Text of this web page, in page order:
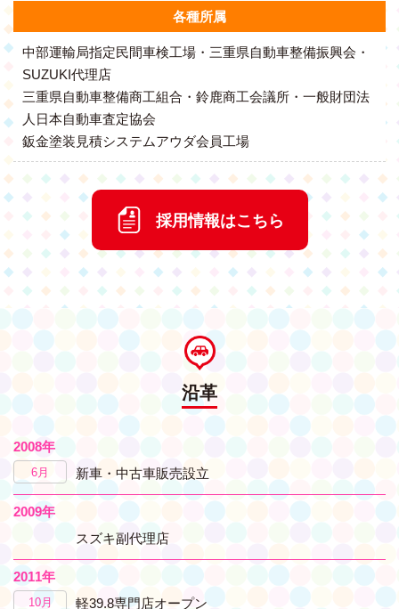
各種所属
中部運輸局指定民間車検工場・三重県自動車整備振興会・
SUZUKI代理店
三重県自動車整備商工組合・鈴鹿商工会議所・一般財団法
人日本自動車査定協会
鈑金塗装見積システムアウダ会員工場
採用情報はこちら
沿革
2008年
6月 新車・中古車販売設立
2009年
スズキ副代理店
2011年
10月 軽39.8専門店オープン